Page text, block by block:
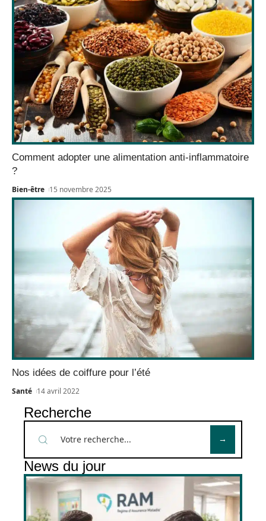
Comment adopter une alimentation anti-inflammatoire
?
Bien-être 15 novembre 2025
Nos idées de coiffure pour l’été
Santé 14 avril 2022
Recherche
News du jour